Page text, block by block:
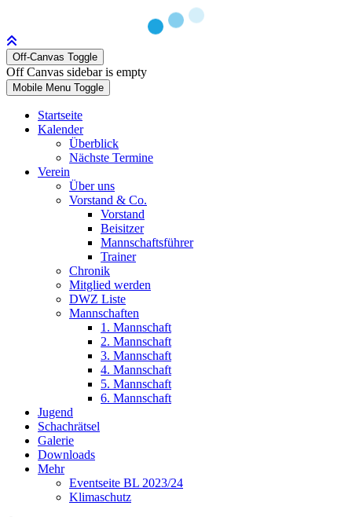
Off-Canvas Toggle
Off Canvas sidebar is empty
Mobile Menu Toggle
Startseite
Kalender
Überblick
Nächste Termine
Verein
Über uns
Vorstand & Co.
Vorstand
Beisitzer
Mannschaftsführer
Trainer
Chronik
Mitglied werden
DWZ Liste
Mannschaften
1. Mannschaft
2. Mannschaft
3. Mannschaft
4. Mannschaft
5. Mannschaft
6. Mannschaft
Jugend
Schachrätsel
Galerie
Downloads
Mehr
Eventseite BL 2023/24
Klimaschutz